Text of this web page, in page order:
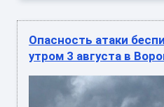
Опасность атаки
утром 3 августа в